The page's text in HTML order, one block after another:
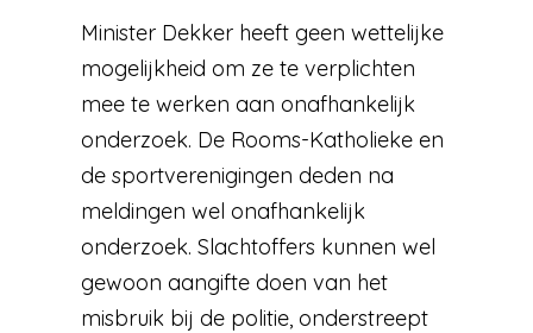
Minister Dekker heeft geen wettelijke
mogelijkheid om ze te verplichten
mee te werken aan onafhankelijk
onderzoek. De Rooms-Katholieke en
de sportverenigingen deden na
meldingen wel onafhankelijk
onderzoek. Slachtoffers kunnen wel
gewoon aangifte doen van het
misbruik bij de politie, onderstreept